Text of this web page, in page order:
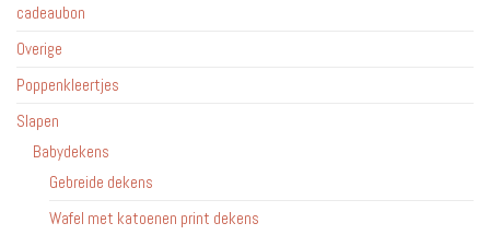
cadeaubon
Overige
Poppenkleertjes
Slapen
Babydekens
Gebreide dekens
Wafel met katoenen print dekens